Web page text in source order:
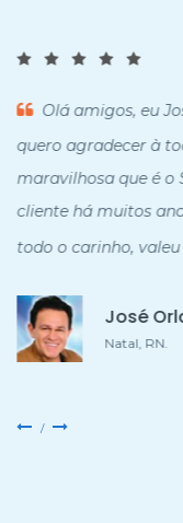
Olá amigos, eu
quero agradecer à
maravilhosa que é o
cliente há muitos
todo o carinho,
José
Natal, RN.